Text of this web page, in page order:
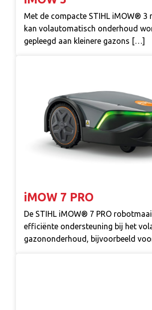
Met de compacte STIHL iMOW® 3
kan volautomatisch onderhoud
gepleegd aan kleinere gazons […]
iMOW 7 PRO
De STIHL iMOW® 7 PRO
efficiënte ondersteuning bij het
gazononderhoud, bijvoorbeeld